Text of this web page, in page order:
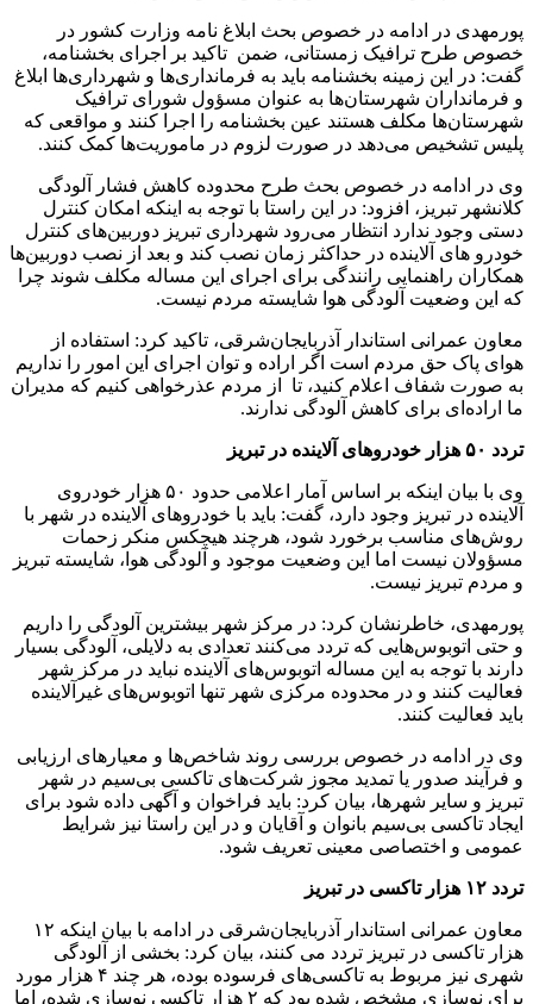
پورمهدی در ادامه در خصوص بحث ابلاغ نامه وزارت کشور در
خصوص طرح ترافیک زمستانی، ضمن تاکید بر اجرای بخشنامه،
گفت: در این زمینه بخشنامه باید به فرمانداری‌ها و شهرداری‌ها ابلاغ
و فرمانداران شهرستان‌ها به عنوان مسؤول شورای ترافیک
شهرستان‌ها مکلف هستند عین بخشنامه را اجرا کنند و مواقعی که
پلیس تشخیص می‌دهد در صورت لزوم در ماموریت‌ها کمک کنند.
وی در ادامه در خصوص بحث طرح محدوده کاهش فشار آلودگی
کلانشهر تبریز، افزود: در این راستا با توجه به اینکه امکان کنترل
دستی وجود ندارد انتظار می‌رود شهرداری تبریز دوربین‌های کنترل
خودرو های آلاینده در حداکثر زمان نصب کند و بعد از نصب دوربین‌ها
همکاران راهنمایی رانندگی برای اجرای این مساله مکلف شوند چرا
که این وضعیت آلودگی هوا شایسته مردم نیست.
معاون عمرانی استاندار آذربایجان‌شرقی، تاکید کرد: استفاده از
هوای پاک حق مردم است اگر اراده و توان اجرای این امور را نداریم
به صورت شفاف اعلام کنید، تا از مردم عذرخواهی کنیم که مدیران
ما اراده‌ای برای کاهش آلودگی ندارند.
تردد ۵۰ هزار خودروهای آلاینده در تبریز
وی با بیان اینکه بر اساس آمار اعلامی حدود ۵۰ هزار خودروی
آلاینده در تبریز وجود دارد، گفت: باید با خودروهای آلاینده در شهر با
روش‌های مناسب برخورد شود، هرچند هیچکس منکر زحمات
مسؤولان نیست اما این وضعیت موجود و آلودگی هوا، شایسته تبریز
و مردم تبریز نیست.
پورمهدی، خاطرنشان کرد: در مرکز شهر بیشترین آلودگی را داریم
و حتی اتوبوس‌هایی که تردد می‌کنند تعدادی به دلایلی، آلودگی بسیار
دارند با توجه به این مساله اتوبوس‌های آلاینده نباید در مرکز شهر
فعالیت کنند و در محدوده مرکزی شهر تنها اتوبوس‌های غیرآلاینده
باید فعالیت کنند.
وی در ادامه در خصوص بررسی روند شاخص‌ها و معیارهای ارزیابی
و فرآیند صدور یا تمدید مجوز شرکت‌های تاکسی بی‌سیم در شهر
تبریز و سایر شهرها، بیان کرد: باید فراخوان و آگهی داده شود برای
ایجاد تاکسی بی‌سیم بانوان و آقایان و در این راستا نیز شرایط
عمومی و اختصاصی معینی تعریف شود.
تردد ۱۲ هزار تاکسی در تبریز
معاون عمرانی استاندار آذربایجان‌شرقی در ادامه با بیان اینکه ۱۲
هزار تاکسی در تبریز تردد می کنند، بیان کرد: بخشی از آلودگی
شهری نیز مربوط به تاکسی‌های فرسوده بوده، هر چند ۴ هزار مورد
برای نوسازی مشخص شده بود که ۲ هزار تاکسی نوسازی شده، اما